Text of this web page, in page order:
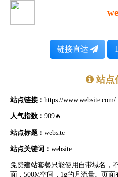
链接直达 1
站点
站点链接： https://www.website.com/
人气指数： 909🔥
站点标题： website
站点关键词： website
免费建站套餐只能使用自带域名，
面，500M空间，1g的月流量。页面